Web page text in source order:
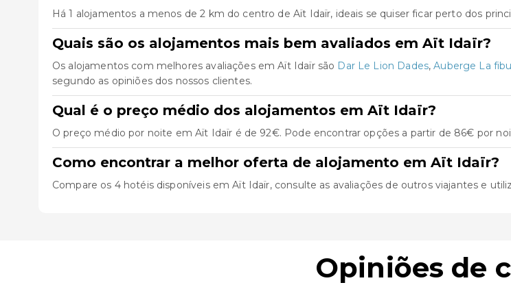
Há 1 alojamentos a menos de 2 km do centro de Aït Idaïr, ideais se quiser ficar perto dos
Quais são os alojamentos mais bem avaliados em Aït Idaïr?
Os alojamentos com melhores avaliações em Aït Idaïr são Dar Le Lion Dades,Auberge La
segundo as opiniões dos nossos clientes.
Qual é o preço médio dos alojamentos em Aït Idaïr?
O preço médio por noite em Aït Idaïr é de 92€. Pode encontrar opções a partir de 86€ por
Como encontrar a melhor oferta de alojamento em Aït Idaïr?
Compare os 4 hotéis disponíveis em Aït Idaïr, consulte as avaliações de outros viajantes e
Opiniões de